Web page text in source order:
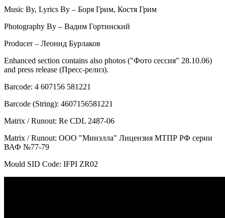
Music By, Lyrics By – Боря Грим, Костя Грим
Photography By – Вадим Гортинский
Producer – Леонид Бурлаков
Enhanced section contains also photos ("Фото сессия" 28.10.06)
and press release (Пресс-релиз).
Barcode: 4 607156 581221
Barcode (String): 4607156581221
Matrix / Runout: Re CDL 2487-06
Matrix / Runout: ООО "Минэлла" Лицензия МТПР РФ серии
ВАФ №77-79
Mould SID Code: IFPI ZR02